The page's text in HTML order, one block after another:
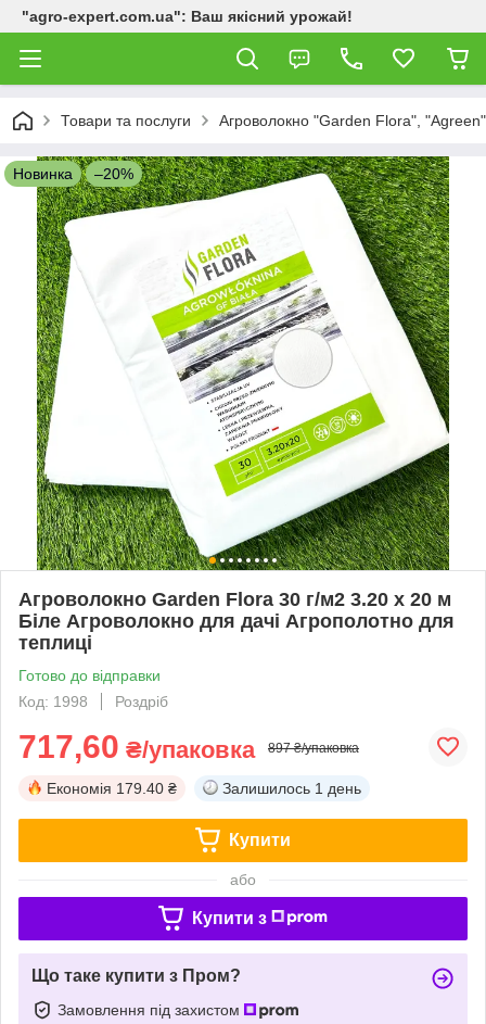
"agro-expert.com.ua": Ваш якісний урожай!
Товари та послуги Агроволокно "Garden Flora", "Agreen"
Новинка –20%
Агроволокно Garden Flora 30 г/м2 3.20 х 20 м
Біле Агроволокно для дачі Агрополотно для
теплиці
Готово до відправки
Код: 1998
Роздріб
717,60 ₴/упаковка 897 ₴/упаковка
Економія 179.40 ₴ Залишилось 1 день
Купити
або
Купити з
Що таке купити з Пром?
Замовлення під захистом